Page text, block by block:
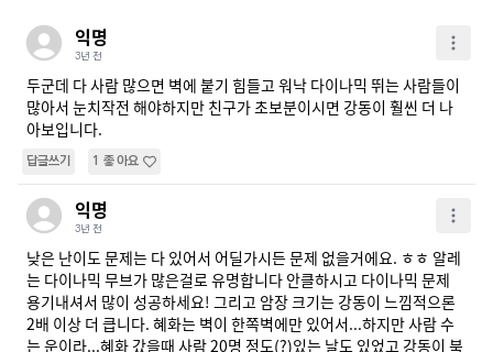
익명
3년 전
두군데 다 사람 많으면 벽에 붙기 힘들고 워낙 다이나믹 뛰는 사람들이
많아서 눈치작전 해야하지만 친구가 초보분이시면 강동이 훨씬 더 나
아보입니다.
답글쓰기 1 좋아요
익명
3년 전
낮은 난이도 문제는 다 있어서 어딜가시든 문제 없을거에요. ㅎㅎ 알레
는 다이나믹 무브가 많은걸로 유명합니다 안클하시고 다이나믹 문제
용기내셔서 많이 성공하세요! 그리고 암장 크기는 강동이 느낌적으론
2배 이상 더 큽니다. 혜화는 벽이 한쪽벽에만 있어서...하지만 사람 수
는 운이라...혜화 갔을때 사람 20명 정도(?)있는 날도 있었고 강동이 북